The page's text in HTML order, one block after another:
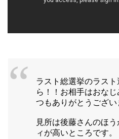
ラスト総選挙のラス
ら！！お相手はおな
つもありがとうござい
見所は後藤さんのほ
ィが高いところです。